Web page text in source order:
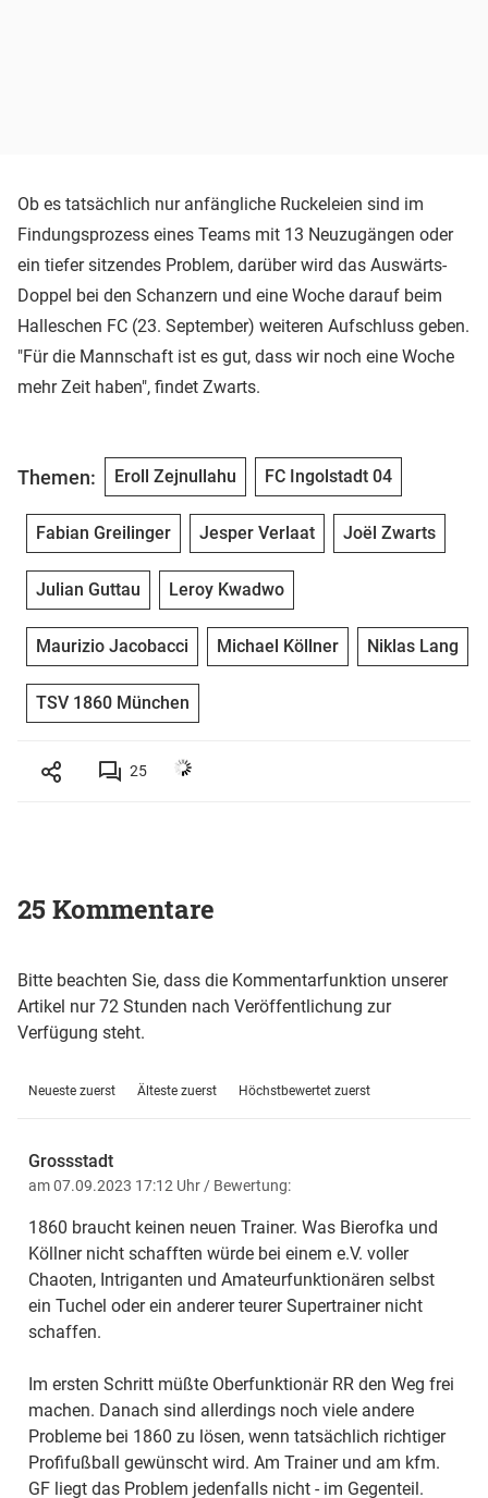
Ob es tatsächlich nur anfängliche Ruckeleien sind im
Findungsprozess eines Teams mit 13 Neuzugängen oder
ein tiefer sitzendes Problem, darüber wird das Auswärts-
Doppel bei den Schanzern und eine Woche darauf beim
Halleschen FC (23. September) weiteren Aufschluss geben.
"Für die Mannschaft ist es gut, dass wir noch eine Woche
mehr Zeit haben", findet Zwarts.
Themen: Eroll Zejnullahu FC Ingolstadt 04
Fabian Greilinger Jesper Verlaat Joël Zwarts
Julian Guttau Leroy Kwadwo
Maurizio Jacobacci Michael Köllner Niklas Lang
TSV 1860 München
25
25 Kommentare
Bitte beachten Sie, dass die Kommentarfunktion unserer
Artikel nur 72 Stunden nach Veröffentlichung zur
Verfügung steht.
Neueste zuerst Älteste zuerst Höchstbewertet zuerst
Grossstadt
am 07.09.2023 17:12 Uhr/ Bewertung:
1860 braucht keinen neuen Trainer. Was Bierofka und
Köllner nicht schafften würde bei einem e.V. voller
Chaoten, Intriganten und Amateurfunktionären selbst
ein Tuchel oder ein anderer teurer Supertrainer nicht
schaffen.
Im ersten Schritt müßte Oberfunktionär RR den Weg frei
machen. Danach sind allerdings noch viele andere
Probleme bei 1860 zu lösen, wenn tatsächlich richtiger
Profifußball gewünscht wird. Am Trainer und am kfm.
GF liegt das Problem jedenfalls nicht - im Gegenteil.